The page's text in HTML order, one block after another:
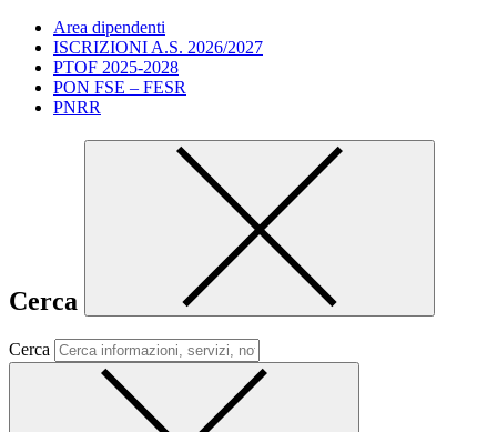
Area dipendenti
ISCRIZIONI A.S. 2026/2027
PTOF 2025-2028
PON FSE – FESR
PNRR
Cerca
Cerca